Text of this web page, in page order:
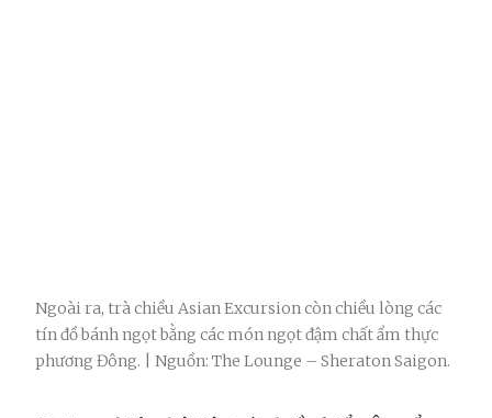
Ngoài ra, trà chiều Asian Excursion còn chiều lòng các
tín đồ bánh ngọt bằng các món ngọt đậm chất ẩm thực
phương Đông. | Nguồn: The Lounge – Sheraton Saigon.